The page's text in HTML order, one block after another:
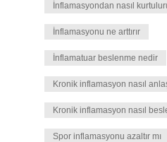
İnflamasyondan nasıl
İnflamasyonu ne arttırır
İnflamatuar beslenme nedir
Kronik inflamasyon nasıl
Kronik inflamasyon nasıl
Spor inflamasyonu azaltır mı